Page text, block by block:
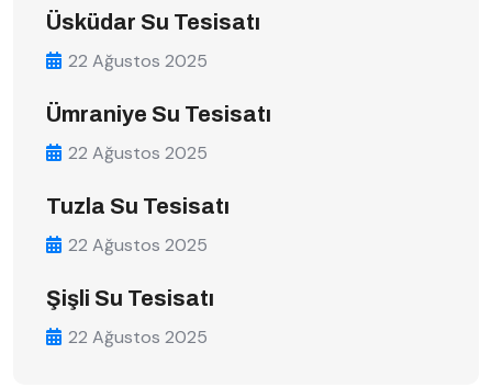
Üsküdar Su Tesisatı
22 Ağustos 2025
Ümraniye Su Tesisatı
22 Ağustos 2025
Tuzla Su Tesisatı
22 Ağustos 2025
Şişli Su Tesisatı
22 Ağustos 2025